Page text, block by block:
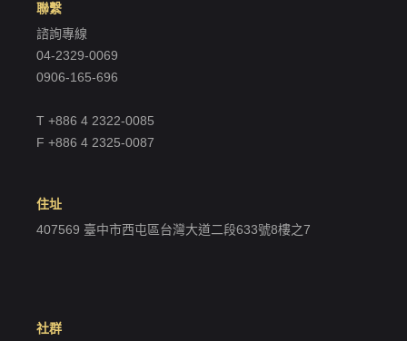
聯繫
諮詢專線
04-2329-0069
0906-165-696
T +886 4 2322-0085
F +886 4 2325-0087
住址
407569 臺中市西屯區台灣大道二段633號8樓之7
社群